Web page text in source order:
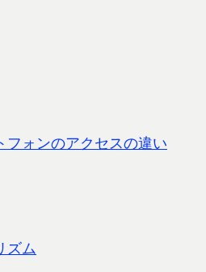
フォンのアクセスの違い
ズム